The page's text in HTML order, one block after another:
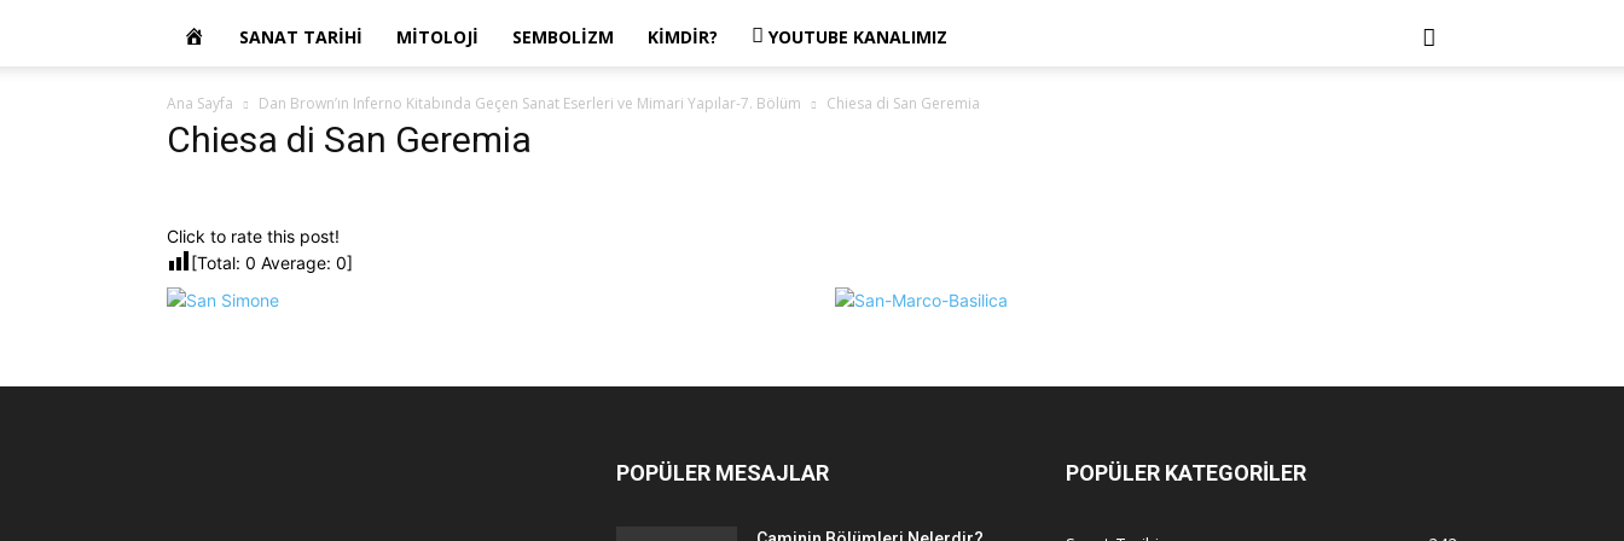
OKUR
YAZARIM
SANAT TARIHI MITOLOJI SEMBOLIZM KIMDIR? YOUTUBE KANALIMIZ
Ana Sayfa Dan Brown’ın Inferno Kitabında Geçen Sanat Eserleri ve Mimari Yapılar-7. Bölüm Chiesa di San Geremia
Chiesa di San Geremia
Click to rate this post!
[Total: 0 Average: 0]
POPÜLER MESAJLAR POPÜLER KATEGORİLER